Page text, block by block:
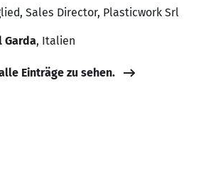
Sales Director, Plasticwork Srl
Garda, Italien
Einträge zu sehen.